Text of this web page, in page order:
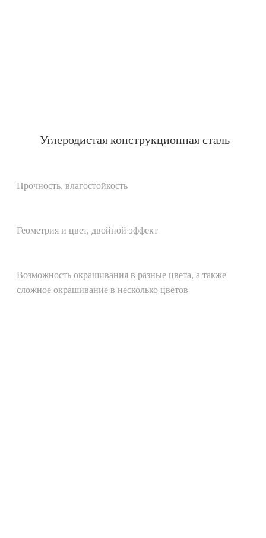
Углеродистая конструкционная сталь
Прочность, влагостойкость
Геометрия и цвет, двойной эффект
Возможность окрашивания в разные цвета, а также
сложное окрашивание в несколько цветов